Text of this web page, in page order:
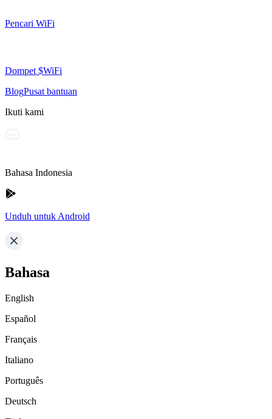
Pencari WiFi
Dompet $WiFi
BlogPusat bantuan
Ikuti kami
Bahasa Indonesia
Unduh untuk Android
Bahasa
English
Español
Français
Italiano
Português
Deutsch